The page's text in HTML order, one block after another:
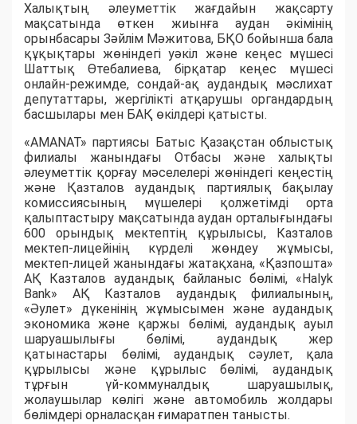
Халықтың әлеуметтік жағдайын жақсарту
мақсатында өткен жиынға аудан әкімінің
орынбасары Зәйлім Мәжитова, БҚО бойынша бала
құқықтары жөніндегі уәкіл және кеңес мүшесі
Шаттық Өтебалиева, бірқатар кеңес мүшесі
онлайн-режимде, сондай-ақ аудандық мәслихат
депутаттары, жергілікті атқарушы органдардың
басшылары мен БАҚ өкілдері қатысты.
«AMANAT» партиясы Батыс Қазақстан облыстық
филиалы жанындағы Отбасы және халықты
әлеуметтік қорғау мәселелері жөніндегі кеңестің
және Қазталов аудандық партиялық бақылау
комиссиясының мүшелері қолжетімді орта
қалыптастыру мақсатында аудан орталығындағы
600 орындық мектептің құрылысы, Казталов
мектеп-лицейінің күрделі жөндеу жұмысы,
мектеп-лицей жанындағы жатақхана, «Қазпошта»
АҚ Казталов аудандық байланыс бөлімі, «Halyk
Bank» АҚ Казталов аудандық филиалының,
«Әулет» дүкенінің жұмысымен және аудандық
экономика және қаржы бөлімі, аудандық ауыл
шаруашылығы бөлімі, аудандық жер
қатынастары бөлімі, аудандық сәулет, қала
құрылысы және құрылыс бөлімі, аудандық
тұрғын үй-коммуналдық шаруашылық,
жолаушылар көлігі және автомобиль жолдары
бөлімдері орналасқан ғимаратпен танысты.